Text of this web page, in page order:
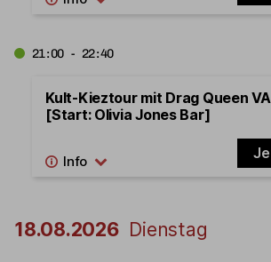
21:00 - 22:40
Kult-Kieztour mit Drag Queen
[Start: Olivia Jones Bar]
18.08.2026 Dienstag